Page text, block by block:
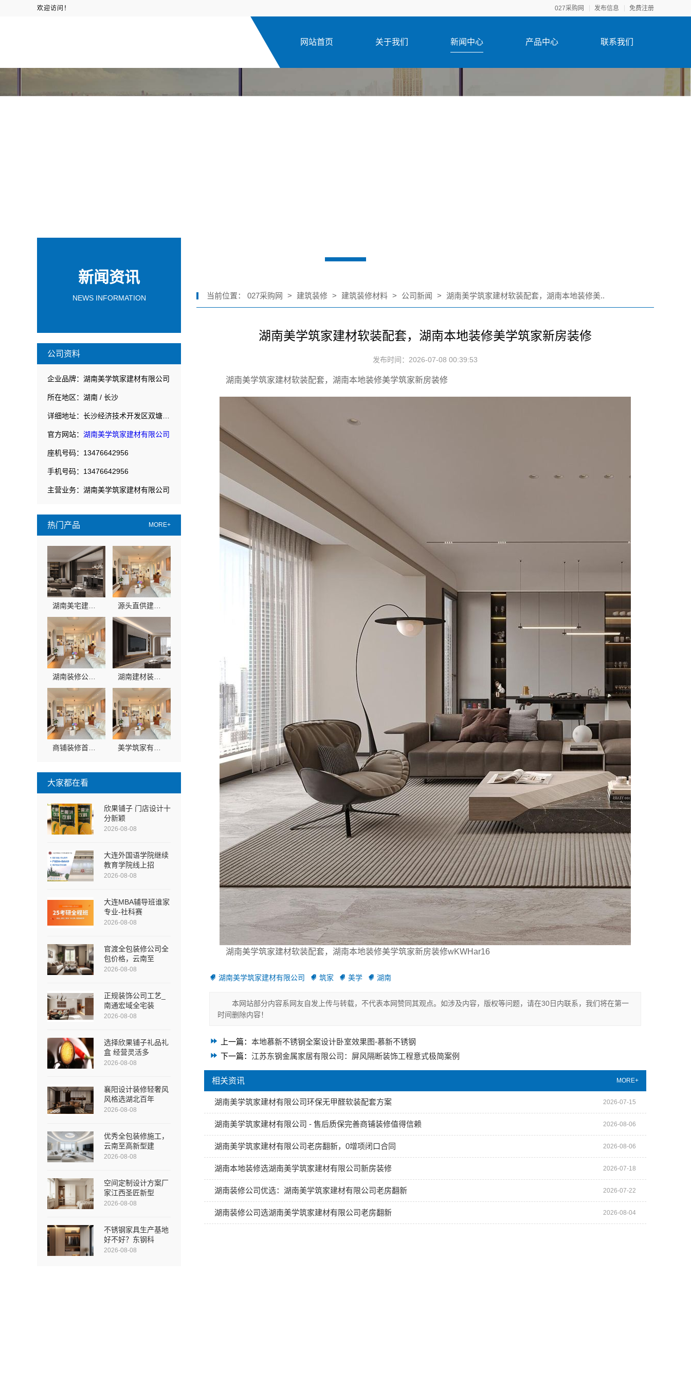
欢迎访问！ 027采购网 发布信息 免费注册
网站首页 关于我们 新闻中心 产品中心 联系我们
新闻资讯
NEWS INFORMATION
公司资料
企业品牌：湖南美学筑家建材有限公司
所在地区：湖南 / 长沙
官方网站： 湖南美学筑家建材有限公司
座机号码：13476642956
手机号码：13476642956
主营业务：湖南美学筑家建材有限公司
热门产品 MORE+
大家都在看
欣果铺子 门店设计十
分新颖
2026-08-08
大连外国语学院继续
教育学院线上招
2026-08-08
大连MBA辅导班谁家
专业-社科赛
2026-08-08
官渡全包装修公司全
包价格，云南至
2026-08-08
正规装饰公司工艺_
南通宏域全宅装
2026-08-08
选择欣果铺子礼品礼
盒 经营灵活多
2026-08-08
襄阳设计装修轻奢风
风格选湖北百年
2026-08-08
优秀全包装修施工，
云南至高新型建
2026-08-08
空间定制设计方案厂
家江西圣匠新型
2026-08-08
不锈钢家具生产基地
好不好？东钢科
2026-08-08
当前位置： 027采购网 > 建筑装修 > 建筑装修材料 > 公司新闻 > 湖南美学筑家建材软装配套，湖南本地装修美..
湖南美学筑家建材软装配套，湖南本地装修美学筑家新房装修
发布时间：2026-07-08 00:39:53
湖南美学筑家建材软装配套，湖南本地装修美学筑家新房装修
湖南美学筑家建材软装配套，湖南本地装修美学筑家新房装修wKWHar16
湖南美学筑家建材有限公司 筑家 美学 湖南
本网站部分内容系网友自发上传与转载，不代表本网赞同其观点。如涉及内容，版权等问题，请在30日内联系，我们将在第一
时间删除内容！
上一篇： 本地慕新不锈钢全案设计卧室效果图-慕新不锈钢
下一篇： 江苏东钢金属家居有限公司：屏风隔断装饰工程意式极简案例
相关资讯 MORE+
湖南美学筑家建材有限公司环保无甲醛软装配套方案 2026-07-15
湖南美学筑家建材有限公司 - 售后质保完善商铺装修值得信赖 2026-08-06
湖南美学筑家建材有限公司老房翻新，0增项闭口合同 2026-08-06
湖南本地装修选湖南美学筑家建材有限公司新房装修 2026-07-18
湖南装修公司优选：湖南美学筑家建材有限公司老房翻新 2026-07-22
湖南装修公司选湖南美学筑家建材有限公司老房翻新 2026-08-04